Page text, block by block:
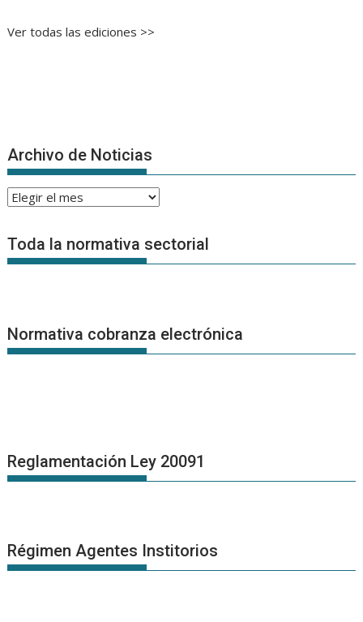
Ver todas las ediciones >>
Archivo de Noticias
Archivo
Noticias
Toda la normativa sectorial
Normativa cobranza electrónica
Reglamentación Ley 20091
Régimen Agentes Institorios